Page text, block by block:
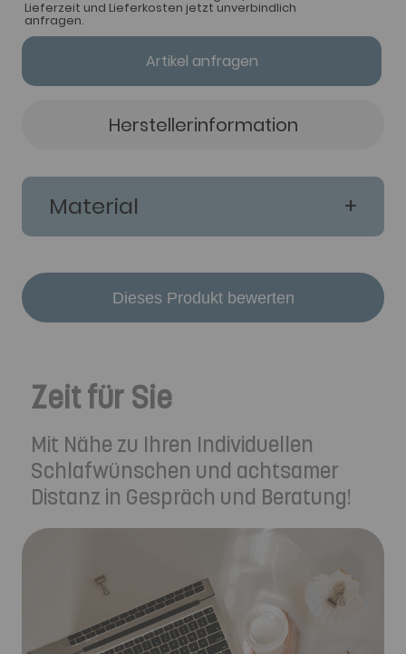
Lieferzeit und Lieferkosten jetzt unverbindlich
anfragen.
Artikel anfragen
Herstellerinformation
Material
Dieses Produkt bewerten
Zeit für Sie
Mit Nähe zu Ihren Individuellen
Schlafwünschen und achtsamer
Distanz in Gespräch und Beratung!